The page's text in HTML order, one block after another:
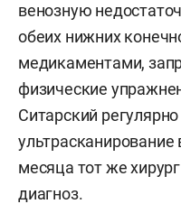
венозную
обеих нижних
медикаментами,
физические
Ситарский
ультрасканирование
месяца тот же
диагноз.